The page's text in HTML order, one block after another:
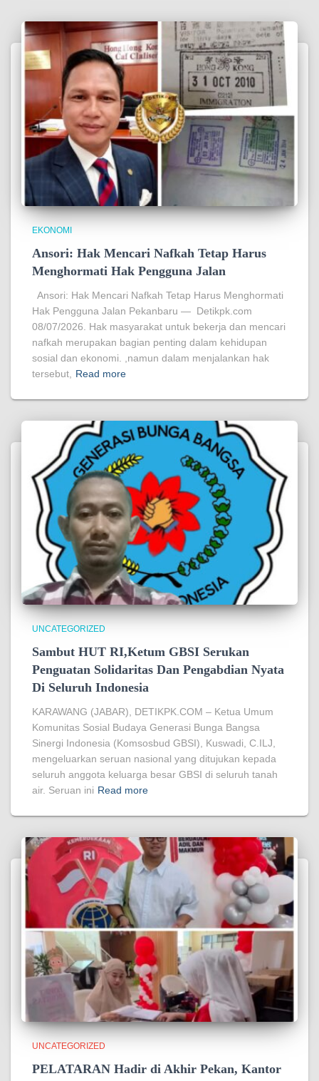
EKONOMI
Ansori: Hak Mencari Nafkah Tetap Harus
Menghormati Hak Pengguna Jalan
Ansori: Hak Mencari Nafkah Tetap Harus Menghormati
Hak Pengguna Jalan Pekanbaru — Detikpk.com
08/07/2026. Hak masyarakat untuk bekerja dan mencari
nafkah merupakan bagian penting dalam kehidupan
sosial dan ekonomi. ,namun dalam menjalankan hak
tersebut,
Read more
UNCATEGORIZED
Sambut HUT RI,Ketum GBSI Serukan
Penguatan Solidaritas Dan Pengabdian Nyata
Di Seluruh Indonesia
KARAWANG (JABAR), DETIKPK.COM – Ketua Umum
Komunitas Sosial Budaya Generasi Bunga Bangsa
Sinergi Indonesia (Komsosbud GBSI), Kuswadi, C.ILJ,
mengeluarkan seruan nasional yang ditujukan kepada
seluruh anggota keluarga besar GBSI di seluruh tanah
air. Seruan ini Read more
UNCATEGORIZED
PELATARAN Hadir di Akhir Pekan, Kantor